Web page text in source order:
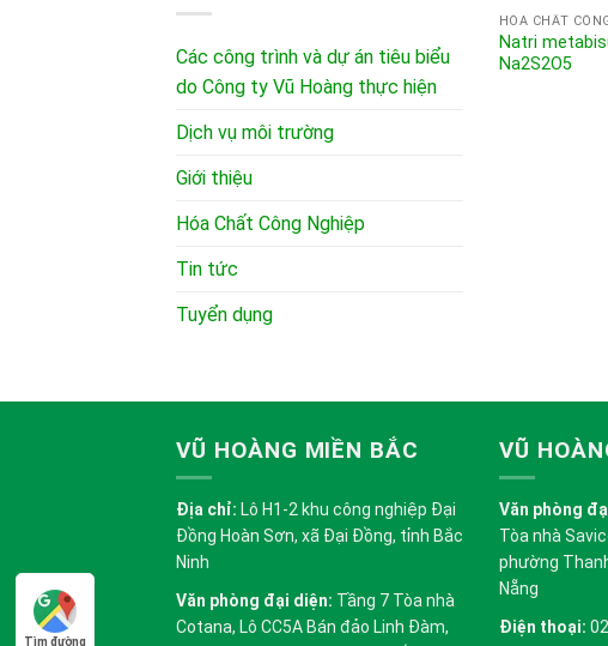
Các công trình và dự án tiêu biểu
do Công ty Vũ Hoàng thực hiện
Dịch vụ môi trường
Giới thiệu
Hóa Chất Công Nghiệp
Tin tức
Tuyển dụng
HÓA CHẤT
Natri
Na2S2O5
VŨ HOÀNG MIỀN BẮC
Địa chỉ: Lô H1-2 khu công nghiệp Đại
Đồng Hoàn Sơn, xã Đại Đồng, tỉnh Bắc
Ninh
Văn phòng đại diện: Tầng 7 Tòa nhà
Cotana, Lô CC5A Bán đảo Linh Đàm,
VŨ
Văn phòng
Tòa nhà
phường
Nẵng
Điện thoại:
Tìm đường